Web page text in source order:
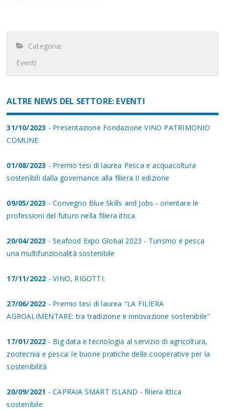
Categoria:
Eventi
ALTRE NEWS DEL SETTORE: EVENTI
31/10/2023 - Presentazione Fondazione VINO PATRIMONIO
COMUNE
01/08/2023 - Premio tesi di laurea Pesca e acquacoltura
sostenibili dalla governance alla filiera II edizione
09/05/2023 - Convegno Blue Skills and Jobs - orientare le
professioni del futuro nella filiera ittica
20/04/2023 - Seafood Expo Global 2023 - Turismo e pesca
una multifunzionalità sostenibile
17/11/2022 - VINO, RIGOTTI:
27/06/2022 - Premio tesi di laurea "LA FILIERA
AGROALIMENTARE: tra tradizione e innovazione sostenibile"
17/01/2022 - Big data e tecnologia al servizio di agricoltura,
zootecnia e pesca: le buone pratiche delle cooperative per la
sostenibilità
20/09/2021 - CAPRAIA SMART ISLAND - filiera ittica
sostenibile